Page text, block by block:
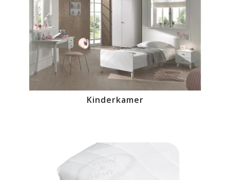
Kinderkamer